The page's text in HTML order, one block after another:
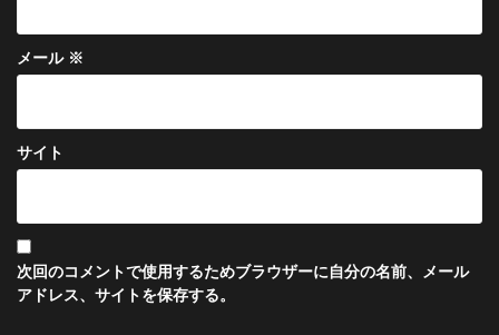
メール ※
サイト
次回のコメントで使用するためブラウザーに自分の名前、メール
アドレス、サイトを保存する。